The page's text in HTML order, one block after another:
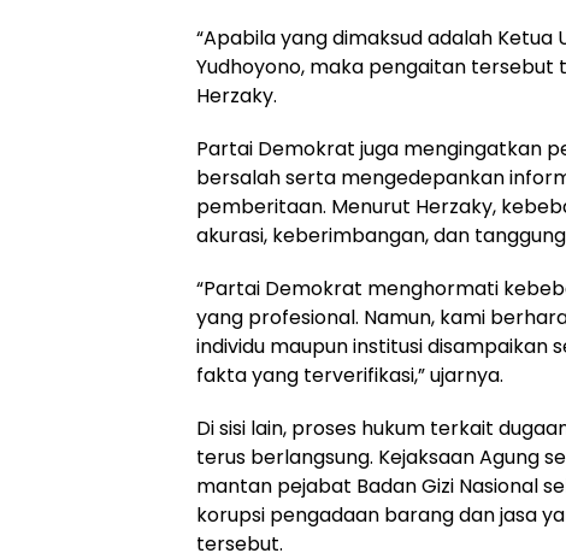
“Apabila yang dimaksud adalah
Yudhoyono, maka pengaitan tersebut
Herzaky.
Partai Demokrat juga mengingatkan
bersalah serta mengedepankan
pemberitaan. Menurut Herzaky,
akurasi, keberimbangan, dan
“Partai Demokrat menghormati
yang profesional. Namun, kami
individu maupun institusi
fakta yang terverifikasi,” ujarnya.
Di sisi lain, proses hukum terkait
terus berlangsung. Kejaksaan Agung
mantan pejabat Badan Gizi Nasional
korupsi pengadaan barang dan jasa
tersebut.